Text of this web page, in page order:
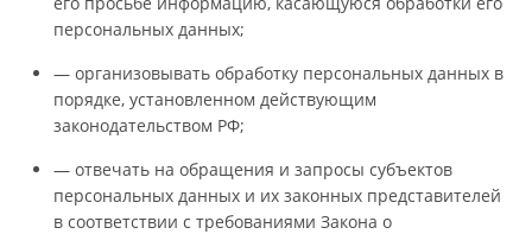
персональных данных;
— организовывать обработку персональных данных в
порядке, установленном действующим
законодательством РФ;
— отвечать на обращения и запросы субъектов
персональных данных и их законных представителей
в соответствии с требованиями Закона о